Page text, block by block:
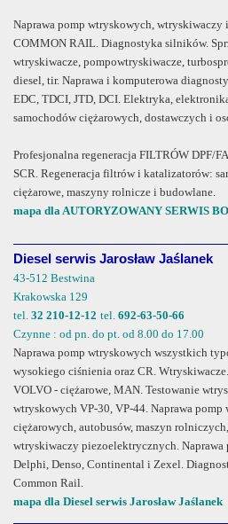
Naprawa pomp wtryskowych, wtryskiwaczy
COMMON RAIL. Diagnostyka silników.
wtryskiwacze, pompowtryskiwacze,
diesel, tir. Naprawa i komputerowa
EDC, TDCI, JTD, DCI. Elektryka,
samochodów ciężarowych, dostawczych i
Profesjonalna regeneracja FILTRÓW DPF/
SCR. Regeneracja filtrów i katalizatorów:
ciężarowe, maszyny rolnicze i budowlane.
mapa dla AUTORYZOWANY SERWIS
Diesel serwis Jarosław Jaślanek
43-512 Bestwina
Krakowska 129
tel. 32 210-12-12 tel. 692-63-50-66
Czynne : od pn. do pt. od 8.00 do 17.00
Naprawa pomp wtryskowych wszystkich
wysokiego ciśnienia oraz CR.
VOLVO - ciężarowe, MAN. Testowanie
wtryskowych VP-30, VP-44. Naprawa
ciężarowych, autobusów, maszyn
wtryskiwaczy piezoelektrycznych. Naprawa
Delphi, Denso, Continental i Zexel.
Common Rail.
mapa dla Diesel serwis Jarosław Jaślanek